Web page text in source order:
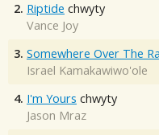
2. Riptide chwyty
Vance Joy
3. Somewhere Over The
Israel Kamakawiwo'ole
4. I'm Yours chwyty
Jason Mraz